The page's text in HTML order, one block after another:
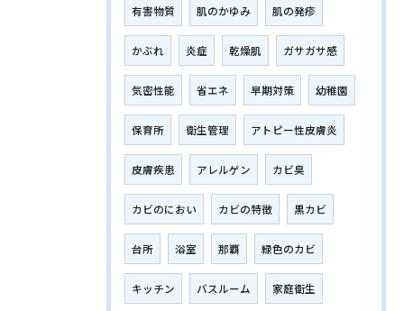
有害物質 肌のかゆみ 肌の発疹
かぶれ 炎症 乾燥肌 ガサガサ感
気密性能 省エネ 早期対策 幼稚園
保育所 衛生管理 アトピー性皮膚炎
皮膚疾患 アレルゲン カビ臭
カビのにおい カビの特徴 黒カビ
台所 浴室 那覇 緑色のカビ
キッチン バスルーム 家庭衛生